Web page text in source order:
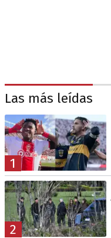
Las más leídas
1
2